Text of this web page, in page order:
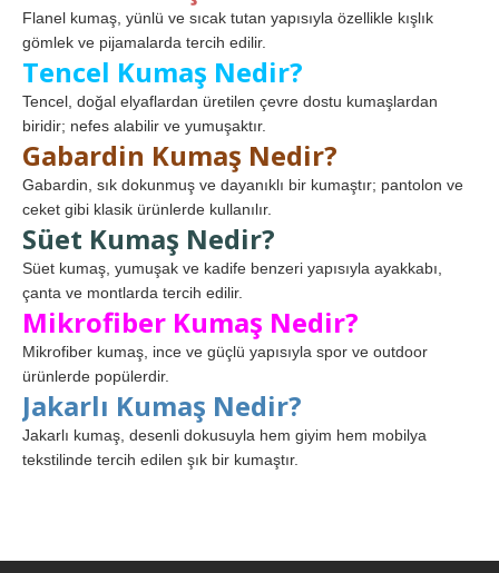
Flanel kumaş, yünlü ve sıcak tutan yapısıyla özellikle kışlık
gömlek ve pijamalarda tercih edilir.
Tencel Kumaş Nedir?
Tencel, doğal elyaflardan üretilen çevre dostu kumaşlardan
biridir; nefes alabilir ve yumuşaktır.
Gabardin Kumaş Nedir?
Gabardin, sık dokunmuş ve dayanıklı bir kumaştır; pantolon ve
ceket gibi klasik ürünlerde kullanılır.
Süet Kumaş Nedir?
Süet kumaş, yumuşak ve kadife benzeri yapısıyla ayakkabı,
çanta ve montlarda tercih edilir.
Mikrofiber Kumaş Nedir?
Mikrofiber kumaş, ince ve güçlü yapısıyla spor ve outdoor
ürünlerde popülerdir.
Jakarlı Kumaş Nedir?
Jakarlı kumaş, desenli dokusuyla hem giyim hem mobilya
tekstilinde tercih edilen şık bir kumaştır.